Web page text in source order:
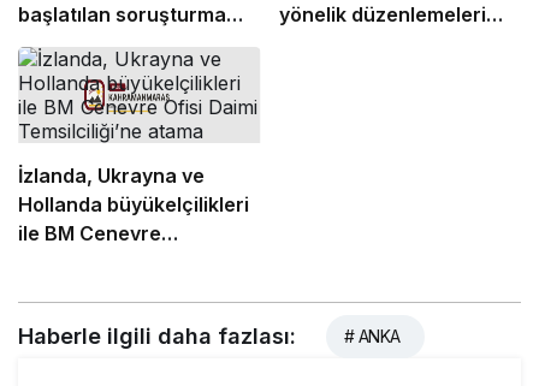
başlatılan soruşturma
“kürsü dokunulmazlığı”
tartışmasına neden oldu
yönelik düzenlemeleri
İzlanda, Ukrayna ve
Hollanda büyükelçilikleri
ile BM Cenevre
Haberle ilgili daha fazlası: # ANKA